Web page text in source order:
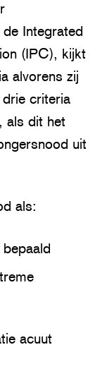
Integrated
(IPC), kijkt
alvorens zij
criteria
als dit het
uit
als:
acuut